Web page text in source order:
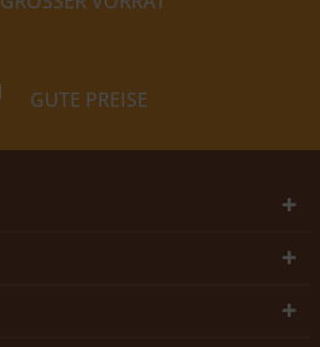
GUTE PREISE